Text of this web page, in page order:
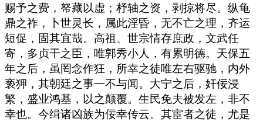
赐予之费，帑藏以虚；杼轴之资，剥掠将尽。纵龟
鼎之祚，卜世灵长，属此淫昏，无不亡之理，齐运
短促，固其宜哉。高祖、世宗情存庶政，文武任
寄，多贞干之臣，唯郭秀小人，有累明德。天保五
年之后，虽罔念作狂，所幸之徒唯左右驱驰，内外
亵狎，其朝廷之事一不与闻。大宁之后，奸佞浸
繁，盛业鸿基，以之颠覆。生民免夫被发左，非不
幸也。今缉诸凶族为佞幸传云。其宦者之徒，尤是